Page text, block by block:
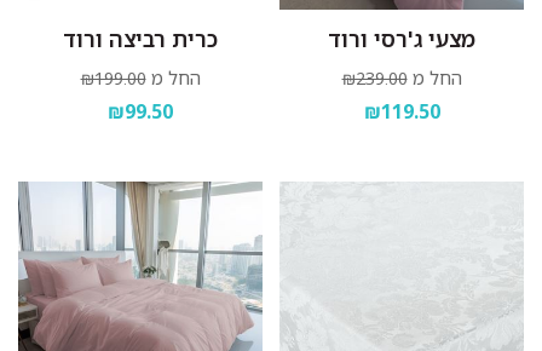
מצעי ג'רסי ורוד
החל מ ₪239.00
₪119.50
כרית רביצה ורוד
החל מ ₪199.00
₪99.50